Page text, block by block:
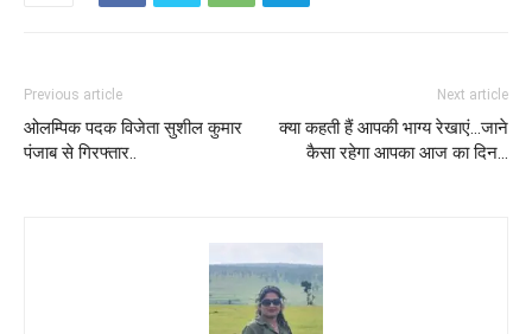
Previous article
ओलम्पिक पदक विजेता सुशील कुमार
पंजाब से गिरफ्तार..
Next article
क्या कहती हैं आपकी भाग्य रेखाएं…जाने
कैसा रहेगा आपका आज का दिन…